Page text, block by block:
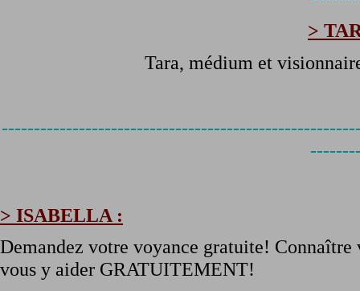
>
Tara, médium et
> ISABELLA :
Demandez votre voyance gratuite!
vous y aider GRATUITEMENT!